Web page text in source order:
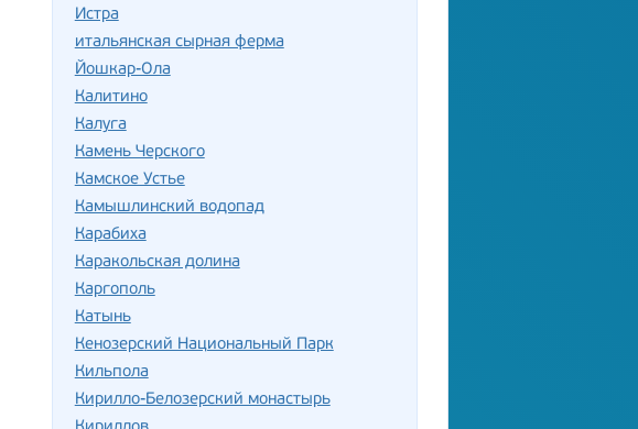
Истра
итальянская сырная ферма
Йошкар-Ола
Калитино
Калуга
Камень Черского
Камское Устье
Камышлинский водопад
Карабиха
Каракольская долина
Каргополь
Катынь
Кенозерский Национальный Парк
Кильпола
Кирилло-Белозерский монастырь